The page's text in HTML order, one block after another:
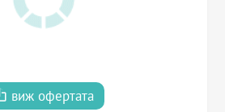
виж офертата